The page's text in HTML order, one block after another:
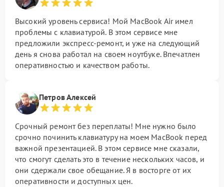
Высокий уровень сервиса! Мой MacBook Air имел
проблемы с клавиатурой. В этом сервисе мне
предложили экспресс-ремонт, и уже на следующий
день я снова работал на своем ноутбуке. Впечатлен
оперативностью и качеством работы.
Петров Алексей
Срочный ремонт без переплаты! Мне нужно было
срочно починить клавиатуру на моем MacBook перед
важной презентацией. В этом сервисе мне сказали,
что смогут сделать это в течение нескольких часов, и
они сдержали свое обещание. Я в восторге от их
оперативности и доступных цен.